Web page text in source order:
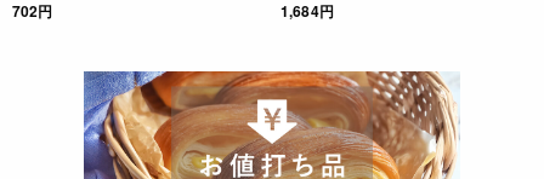
702円 1,684円